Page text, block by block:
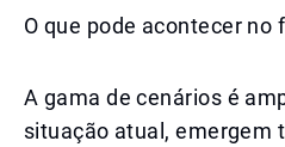
O que pode acontecer no
A gama de cenários é
situação atual, emergem